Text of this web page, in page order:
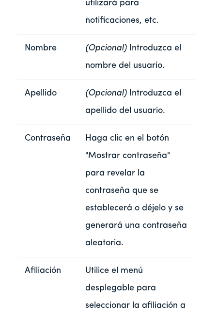
utilizará para
notificaciones, etc.
Nombre (Opcional) Introduzca el
nombre del usuario.
Apellido (Opcional) Introduzca el
apellido del usuario.
Contraseña
Haga clic en el botón
"Mostrar contraseña"
para revelar la
contraseña que se
establecerá o déjelo y se
generará una contraseña
aleatoria.
Afiliación
Utilice el menú
desplegable para
seleccionar la afiliación a